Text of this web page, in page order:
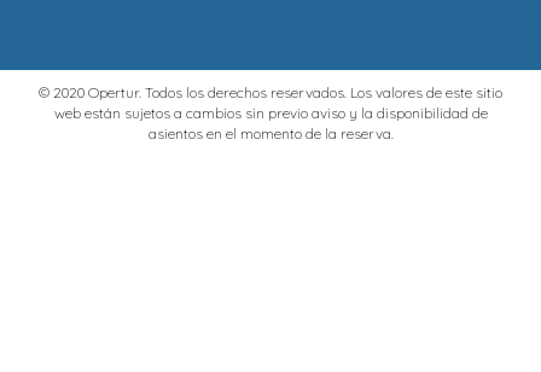
© 2020 Opertur. Todos los derechos reservados. Los valores de este sitio
web están sujetos a cambios sin previo aviso y la disponibilidad de
asientos en el momento de la reserva.